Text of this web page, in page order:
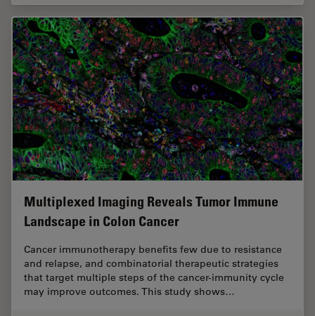
Multiplexed Imaging Reveals Tumor Immune
Landscape in Colon Cancer
Cancer immunotherapy benefits few due to resistance
and relapse, and combinatorial therapeutic strategies
that target multiple steps of the cancer-immunity cycle
may improve outcomes. This study shows…